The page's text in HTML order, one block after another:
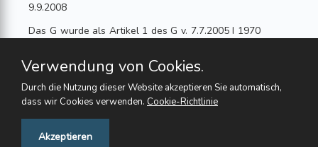
9.9.2008
Das G wurde als Artikel 1 des G v. 7.7.2005 I 1970
beschlossen
Inhaltsübersicht
Verwendung von Cookies.
Durch die Nutzung dieser Website akzeptieren Sie automatisch,
dass wir Cookies verwenden. Cookie-Richtlinie
Akzeptieren